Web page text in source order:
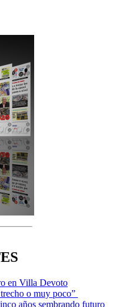
en Villa Devoto
o muy poco”
años sembrando futuro